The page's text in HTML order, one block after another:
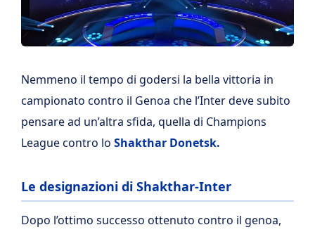
Nemmeno il tempo di godersi la bella vittoria in
campionato contro il Genoa che l’Inter deve subito
pensare ad un’altra sfida, quella di Champions
League contro lo Shakthar Donetsk.
Le designazioni di Shakthar-Inter
Dopo l’ottimo successo ottenuto contro il genoa,